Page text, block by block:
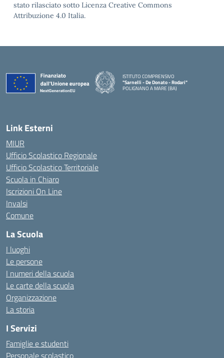
stato rilasciato sotto Licenza Creative Commons
Attribuzione 4.0 Italia.
ISTITUTO COMPRENSIVO
"Sarnelli - De Donato - Rodari"
POLIGNANO A MARE (BA)
Link Esterni
MIUR
Ufficio Scolastico Regionale
Ufficio Scolastico Territoriale
Scuola in Chiaro
Iscrizioni On Line
Invalsi
Comune
La Scuola
I luoghi
Le persone
I numeri della scuola
Le carte della scuola
Organizzazione
La storia
I Servizi
Famiglie e studenti
Personale scolastico